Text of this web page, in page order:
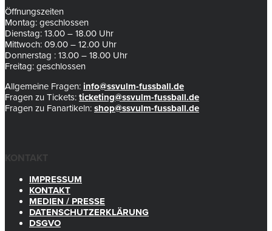
Öffnungszeiten
Montag: geschlossen
Dienstag: 13.00 – 18.00 Uhr
Mittwoch: 09.00 – 12.00 Uhr
Donnerstag : 13.00 – 18.00 Uhr
Freitag: geschlossen
Allgemeine Fragen: info@ssvulm-fussball.de
Fragen zu Tickets: ticketing@ssvulm-fussball.de
Fragen zu Fanartikeln: shop@ssvulm-fussball.de
KONTAKT
IMPRESSUM
KONTAKT
MEDIEN / PRESSE
DATENSCHUTZERKLÄRUNG
DSGVO